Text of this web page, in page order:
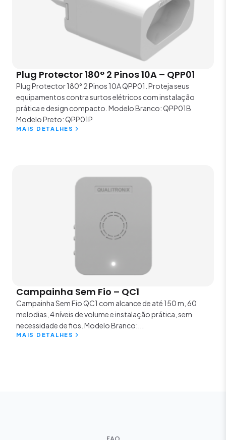
Plug Protector 180° 2 Pinos 10A – QPP01
Plug Protector 180° 2 Pinos 10A QPP01. Proteja seus
equipamentos contra surtos elétricos com instalação
prática e design compacto. Modelo Branco: QPP01B
Modelo Preto: QPP01P
MAIS DETALHES
Campainha Sem Fio – QC1
Campainha Sem Fio QC1 com alcance de até 150 m, 60
melodias, 4 níveis de volume e instalação prática, sem
necessidade de fios. Modelo Branco:...
MAIS DETALHES